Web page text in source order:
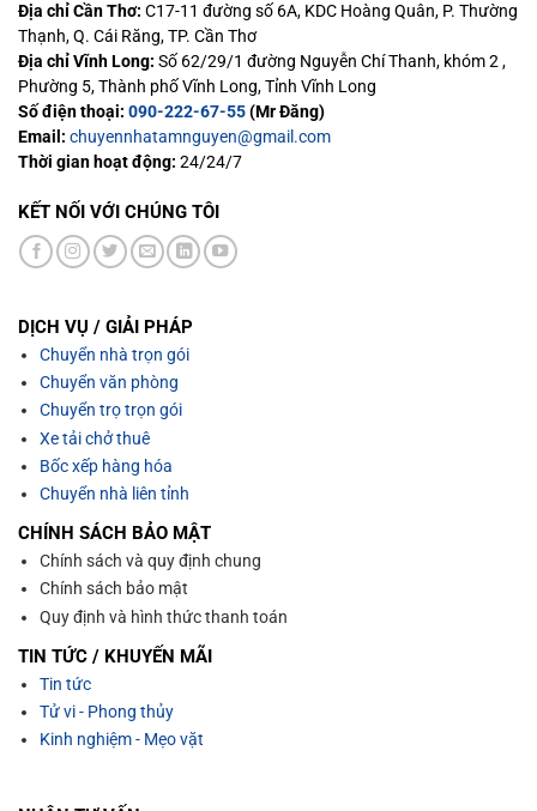
Địa chỉ Cần Thơ: C17-11 đường số 6A, KDC Hoàng Quân, P. Thường
Thạnh, Q. Cái Răng, TP. Cần Thơ
Địa chỉ Vĩnh Long: Số 62/29/1 đường Nguyễn Chí Thanh, khóm 2 ,
Phường 5, Thành phố Vĩnh Long, Tỉnh Vĩnh Long
Số điện thoại: 090-222-67-55(Mr Đăng)
Email: chuyennhatamnguyen@gmail.com
Thời gian hoạt động: 24/24/7
KẾT NỐI VỚI CHÚNG TÔI
DỊCH VỤ / GIẢI PHÁP
Chuyển nhà trọn gói
Chuyển văn phòng
Chuyển trọ trọn gói
Xe tải chở thuê
Bốc xếp hàng hóa
Chuyển nhà liên tỉnh
CHÍNH SÁCH BẢO MẬT
Chính sách và quy định chung
Chính sách bảo mật
Quy định và hình thức thanh toán
TIN TỨC / KHUYẾN MÃI
Tin tức
Tử vi - Phong thủy
Kinh nghiệm - Mẹo vặt